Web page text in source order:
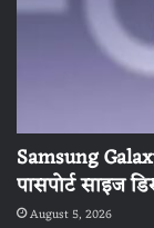
Samsung
पासपोर्ट साइज
August 5, 2026